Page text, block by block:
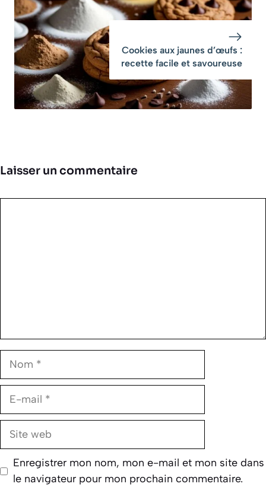
Cookies aux jaunes d’œufs :
recette facile et savoureuse
Laisser un commentaire
Nom
E-
Site
Enregistrer mon nom, mon e-mail et mon site dans
le navigateur pour mon prochain commentaire.